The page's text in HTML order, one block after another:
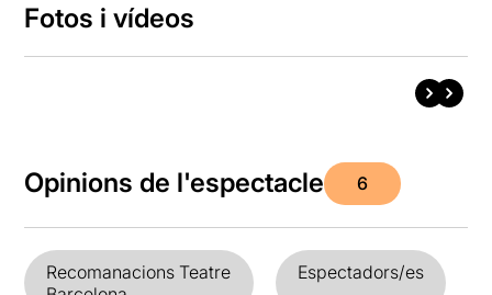
Fotos i vídeos
Opinions de l'espectacle 6
Recomanacions Teatre
Espectadors/es